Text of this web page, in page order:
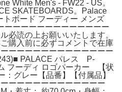
White Men's - FW22 - US。
SKATEBOARDS。Palace
トボード フーディー メンズ
ーーーーーーーーーーーーー
必読の上お願いいたします。
購入前に必ずコメントで在庫
ーーーーーーーーーーーーー
PALACE パレス P-
フーディ ロゴパーカー 【状
グレー【品番】【付属品】
ーーーーーーーーーーーー